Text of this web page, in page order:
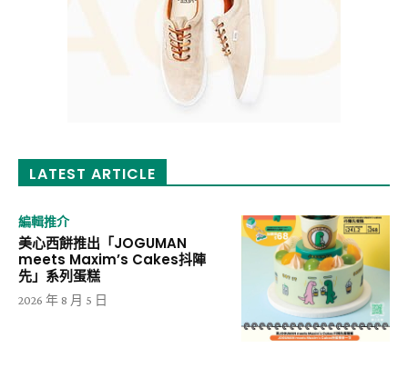
LATEST ARTICLE
編輯推介
美心西餅推出「JOGUMAN
meets Maxim’s Cakes抖陣
先」系列蛋糕
2026 年 8 月 5 日